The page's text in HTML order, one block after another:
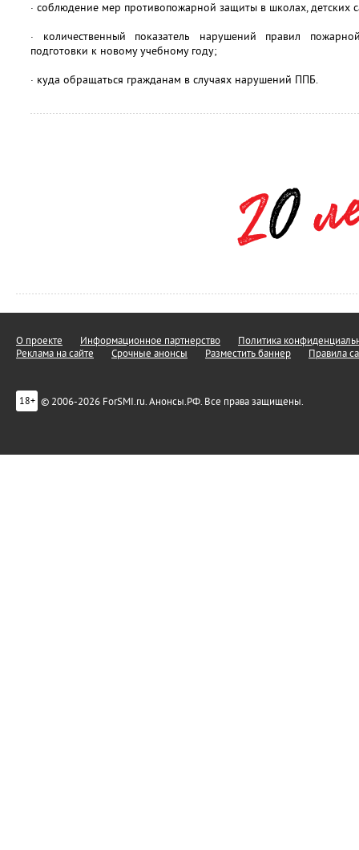
· соблюдение мер противопожарной защиты в школах, детских
· количественный показатель нарушений правил
подготовки к новому учебному году;
· куда обращаться гражданам в случаях нарушений ППБ.
О проекте Информационное партнерство
Политика
Реклама на сайте
Срочные анонсы Разместить баннер Правила
18+ © 2006-2026 ForSMI.ru. Анонсы.РФ. Все права защищены.